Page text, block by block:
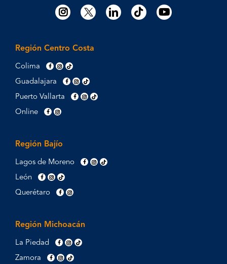
Región Centro Costa
Colima
Guadalajara
Puerto Vallarta
Online
Región Bajío
Lagos de Moreno
León
Querétaro
Región Michoacán
La Piedad
Zamora